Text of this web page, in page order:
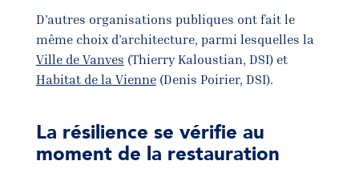
D’autres organisations publiques ont fait le
même choix d’architecture, parmi lesquelles la
Ville de Vanves (Thierry Kaloustian, DSI) et
Habitat de la Vienne(Denis Poirier, DSI).
La résilience se vérifie au
moment de la restauration